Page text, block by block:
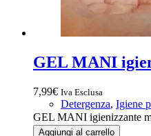
GEL MANI
7,99€ Iva Esclusa
Detergenza, Igiene
GEL MANI igienizzante
Aggiungi al carrello